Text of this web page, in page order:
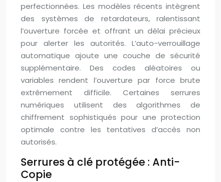
perfectionnées. Les modèles récents intègrent
des systèmes de retardateurs, ralentissant
l’ouverture forcée et offrant un délai précieux
pour alerter les autorités. L’auto-verrouillage
automatique ajoute une couche de sécurité
supplémentaire. Des codes aléatoires ou
variables rendent l’ouverture par force brute
extrêmement difficile. Certaines serrures
numériques utilisent des algorithmes de
chiffrement sophistiqués pour une protection
optimale contre les tentatives d’accès non
autorisés.
Serrures à clé protégée : Anti-
Copie